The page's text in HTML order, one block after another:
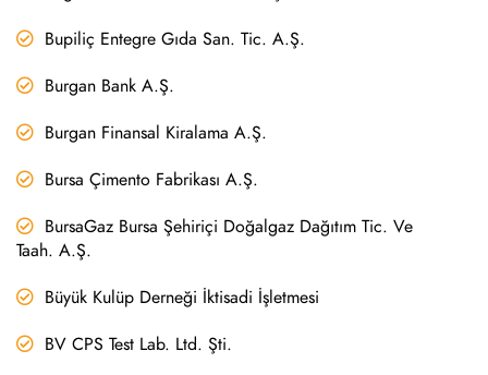
Bupiliç Entegre Gıda San. Tic. A.Ş.
Burgan Bank A.Ş.
Burgan Finansal Kiralama A.Ş.
Bursa Çimento Fabrikası A.Ş.
BursaGaz Bursa Şehiriçi Doğalgaz Dağıtım Tic. Ve
Taah. A.Ş.
Büyük Kulüp Derneği İktisadi İşletmesi
BV CPS Test Lab. Ltd. Şti.